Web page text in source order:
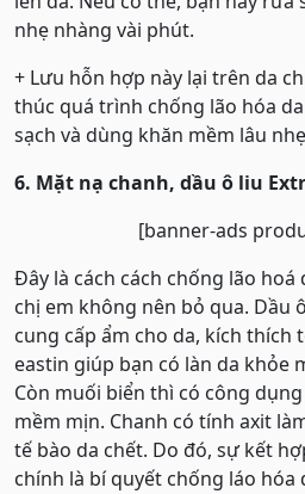
nhẹ nhàng vài phút.
+ Lưu hỗn hợp này lại trên da
thúc quá trình chống lão hóa
sạch và dùng khăn mềm lâu
6. Mặt nạ chanh, dầu ô liu
[banner-ads
Đây là cách cách chống lão
chị em không nên bỏ qua. Dầu
cung cấp ẩm cho da, kích thích
eastin giúp bạn có làn da khỏe
Còn muối biển thì có công
mềm mịn. Chanh có tính axit
tế bào da chết. Do đó, sự kết
chính là bí quyết chống láo hóa